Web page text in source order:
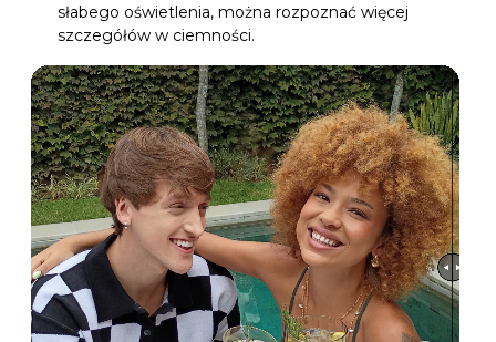
słabego oświetlenia, można rozpoznać więcej
szczegółów w ciemności.